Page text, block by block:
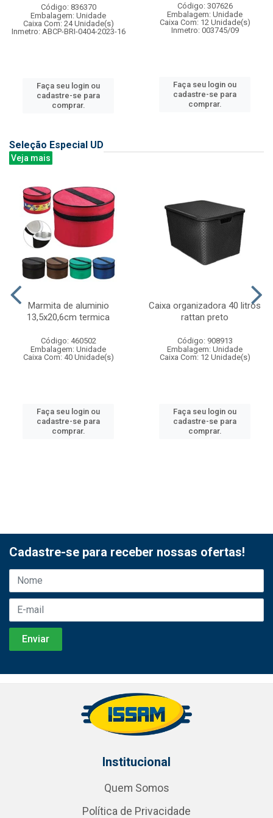
Código: 836370
Embalagem: Unidade
Caixa Com: 24 Unidade(s)
Inmetro: ABCP-BRI-0404-2023-16
Faça seu login ou
cadastre-se para
comprar.
Código: 307626
Embalagem: Unidade
Caixa Com: 12 Unidade(s)
Inmetro: 003745/09
Faça seu login ou
cadastre-se para
comprar.
Seleção Especial UD
Veja mais
Marmita de aluminio
13,5x20,6cm termica
Código: 460502
Embalagem: Unidade
Caixa Com: 40 Unidade(s)
Faça seu login ou
cadastre-se para
comprar.
Caixa organizadora 40 litros
rattan preto
Código: 908913
Embalagem: Unidade
Caixa Com: 12 Unidade(s)
Faça seu login ou
cadastre-se para
comprar.
Cadastre-se para receber nossas ofertas!
Institucional
Quem Somos
Política de Privacidade